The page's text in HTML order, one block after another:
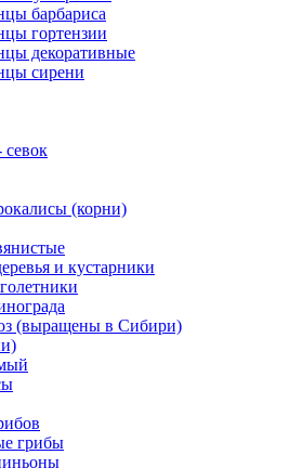
барбариса
гортензии
декоративные
сирени
севок
(корни)
и кустарники
(выращены в Сибири)
грибы